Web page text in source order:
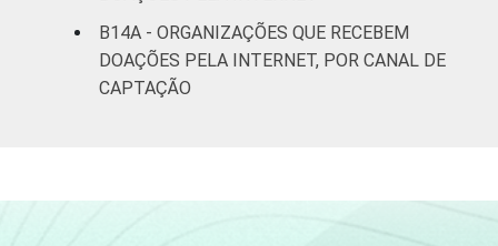
B14A - ORGANIZAÇÕES QUE RECEBEM
DOAÇÕES PELA INTERNET, POR CANAL DE
CAPTAÇÃO